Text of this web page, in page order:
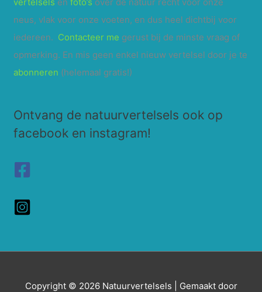
neus, vlak voor onze voeten, en dus heel dichtbij voor
iedereen. Contacteer me gerust bij de minste vraag of
opmerking. En mis geen enkel nieuw vertelsel door je te
abonneren (helemaal gratis!)
Ontvang de natuurvertelsels ook op
facebook en instagram!
Copyright © 2026 Natuurvertelsels | Gemaakt door